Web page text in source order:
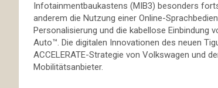
Infotainmentbaukastens (MIB3) besonders
anderem die Nutzung einer Online-
Personalisierung und die kabellose Einbindung
Auto™. Die digitalen Innovationen des neuen
ACCELERATE-Strategie von Volkswagen und
Mobilitätsanbieter.